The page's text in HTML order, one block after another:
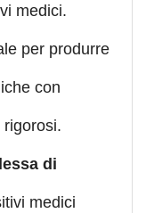
medici.
per produrre
con
di
medici